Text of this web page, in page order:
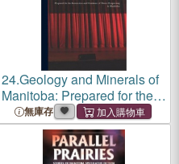
24.Geology and Minerals of
Manitoba: Prepared for the
Instruction and Guidance of
Those Prospecting in
Manitoba
無庫存